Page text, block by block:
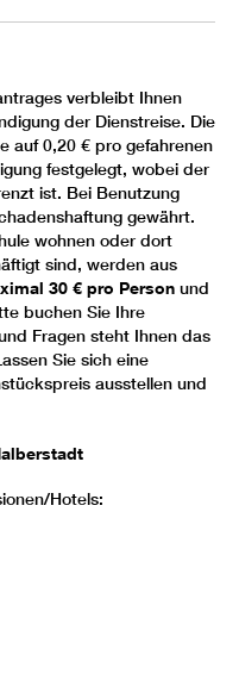
verbleibt Ihnen
der Dienstreise. Die
auf 0,20 € pro gefahrenen
festgelegt, wobei der
ist. Bei Benutzung
gewährt.
wohnen oder dort
sind, werden aus
30 € pro Person und
buchen Sie Ihre
Fragen steht Ihnen das
Sie sich eine
ausstellen und
Hotels: